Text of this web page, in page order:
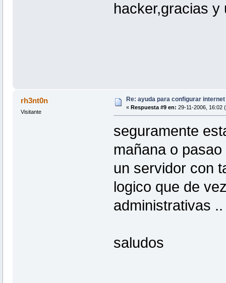
hacker,gracias y
rh3nt0n
Visitante
Re: ayuda para configurar
« Respuesta #9 en: 29-11-2006, 16:02
seguramente
mañana o
un servidor con
logico que de
administrativas ..
saludos